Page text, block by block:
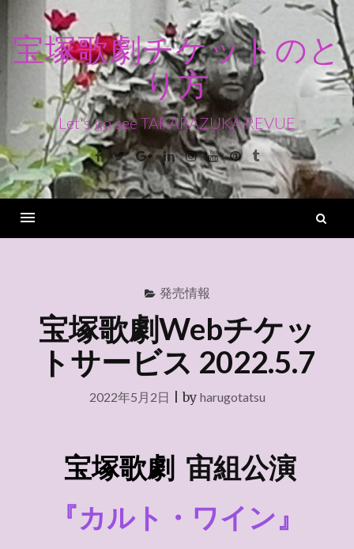
ン
ス
キ
ッ
宝塚歌劇チケットのと
り方
Let's go see TAKARAZUKA REVUE
Facebook
TwitterGoogle+LinkedinInstagram
YoutubePinterest
Tumblr
発売情報
宝塚歌劇Webチケッ
トサービス 2022.5.7
2022年5月2日 |by harugotatsu
宝塚歌劇 宙組公演
『カルト・ワイン』